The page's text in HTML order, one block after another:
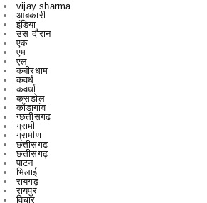
एक
एम
एल
कबीरधाम
कवर्ध
कवर्धा
कसडोल
कोंडागांव
ग्छत्तीसगढ़
ग्रामी
ग्रामीण
छत्तीसगढ
छत्तीसगढ़
पाटन
भिलाई
रायगढ़
रायपुर
विचार
विचार मंथन
विचारमंथन
शहर
शहरChhattisgarrh